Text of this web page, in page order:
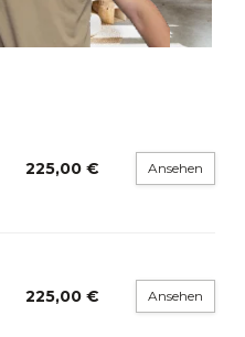
225,00 € Ansehen
225,00 € Ansehen